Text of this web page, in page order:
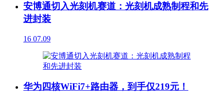
安博通切入光刻机赛道：光刻机成熟制程和先
进封装
16 07.09
华为四核WiFi7+路由器，到手仅219元！